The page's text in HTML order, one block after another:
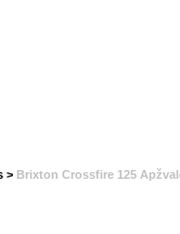
> Brixton Crossfire 125 Apžvalga: Atsiliepimai,